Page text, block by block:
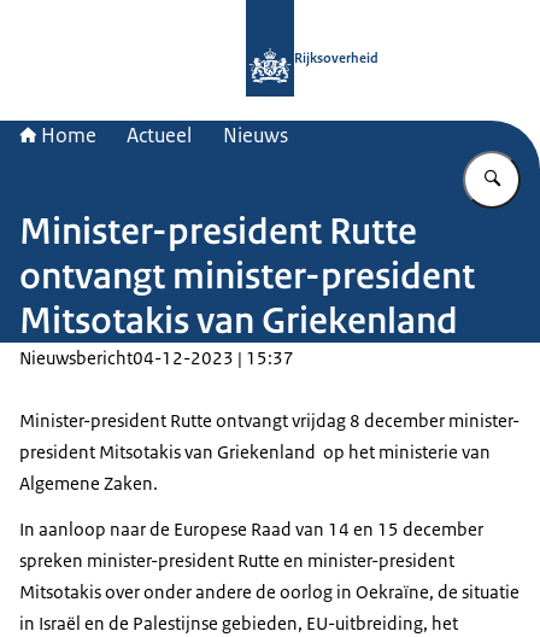
Rijksoverheid
Home Actueel Nieuws
Minister-president Rutte
ontvangt minister-president
Mitsotakis van Griekenland
Nieuwsbericht04-12-2023 | 15:37
Minister-president Rutte ontvangt vrijdag 8 december minister-
president Mitsotakis van Griekenland op het ministerie van
Algemene Zaken.
In aanloop naar de Europese Raad van 14 en 15 december
spreken minister-president Rutte en minister-president
Mitsotakis over onder andere de oorlog in Oekraïne, de situatie
in Israël en de Palestijnse gebieden, EU-uitbreiding, het